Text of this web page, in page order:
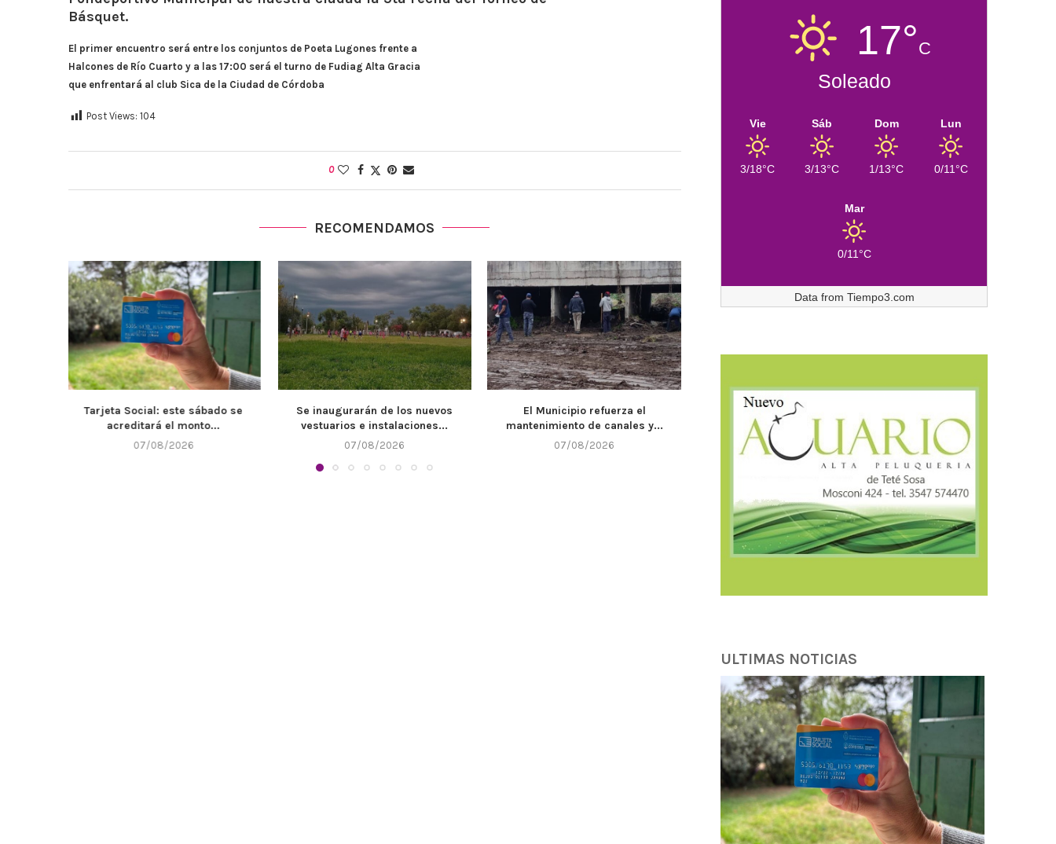
Básquet.
El primer encuentro será entre los conjuntos de Poeta Lugones frente a
Halcones de Río Cuarto y a las 17:00 será el turno de Fudiag Alta Gracia
que enfrentará al club Sica de la Ciudad de Córdoba
Post Views: 104
0
RECOMENDAMOS
Se inaugurarán de los nuevos
vestuarios e instalaciones...
07/08/2026
El Municipio refuerza el
mantenimiento de canales y...
07/08/2026
Llega un nuevo fin de semana y
Alta...
07/08/2026
Córdoba fortalece la prevención y
respuesta ante el...
07/08/2026
tributaria con
internacionales...
17°C
Soleado
Vie
3/18°C
Sáb
3/13°C
Dom
1/13°C
Lun
0/11°C
Mar
0/11°C
Data from Tiempo3.com
ULTIMAS NOTICIAS